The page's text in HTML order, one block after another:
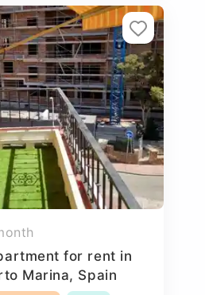
for rent in
Marina, Spain